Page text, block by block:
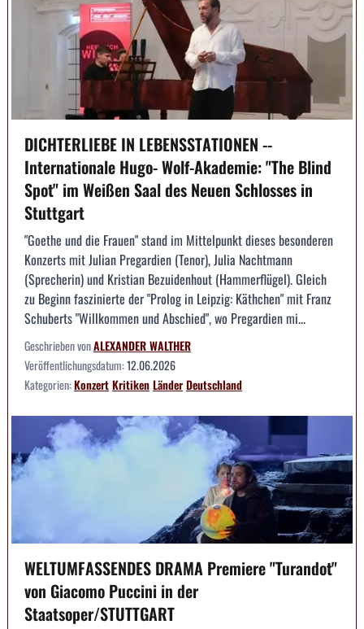
DICHTERLIEBE IN LEBENSSTATIONEN --
Internationale Hugo- Wolf-Akademie: "The Blind
Spot" im Weißen Saal des Neuen Schlosses in
Stuttgart
"Goethe und die Frauen" stand im Mittelpunkt dieses besonderen
Konzerts mit Julian Pregardien (Tenor), Julia Nachtmann
(Sprecherin) und Kristian Bezuidenhout (Hammerflügel). Gleich
zu Beginn faszinierte der "Prolog in Leipzig: Käthchen" mit Franz
Schuberts "Willkommen und Abschied", wo Pregardien mi...
Geschrieben vonALEXANDER WALTHER
Veröffentlichungsdatum:12.06.2026
Kategorien:KonzertKritikenLänderDeutschland
WELTUMFASSENDES DRAMA Premiere "Turandot"
von Giacomo Puccini in der
Staatsoper/STUTTGART